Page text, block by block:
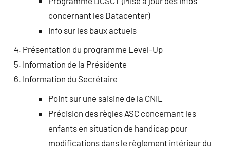
concernant les Datacenter)
Info sur les baux actuels
Présentation du programme Level-Up
Information de la Présidente
Information du Secrétaire
Point sur une saisine de la CNIL
Précision des règles ASC concernant les
enfants en situation de handicap pour
modifications dans le règlement intérieur du